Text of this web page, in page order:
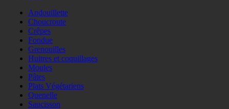
Andouillette
Choucroute
Crêpes
Fondue
Grenouilles
Huitres et coquillages
Moules
Pâtes
Plats Végétariens
Quenelle
Saucisson